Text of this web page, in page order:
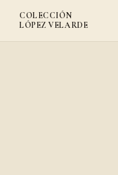
COLECCIÓN
LÓPEZ VELARDE